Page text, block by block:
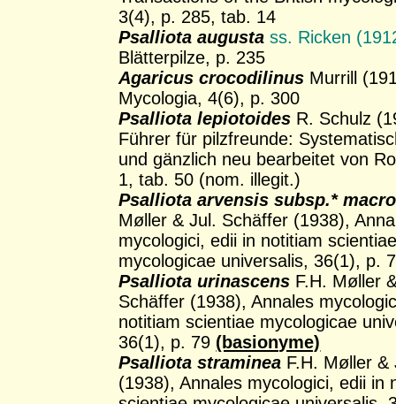
3(4), p. 285, tab. 14
Psalliota augusta ss. Ricken
Blätterpilze, p. 235
Agaricus crocodilinus Murrill
Mycologia, 4(6), p. 300
Psalliota lepiotoides R. Schulz
Führer für pilzfreunde:
und gänzlich neu bearbeitet von
1, tab. 50 (nom. illegit.)
Psalliota arvensis subsp.*
Møller & Jul. Schäffer (1938),
mycologici, edii in notitiam
mycologicae universalis, 36(1), p.
Psalliota urinascens F.H. Møller
Schäffer (1938), Annales
notitiam scientiae mycologicae
36(1), p. 79 (basionyme)
Psalliota straminea F.H. Møller
(1938), Annales mycologici, edii in